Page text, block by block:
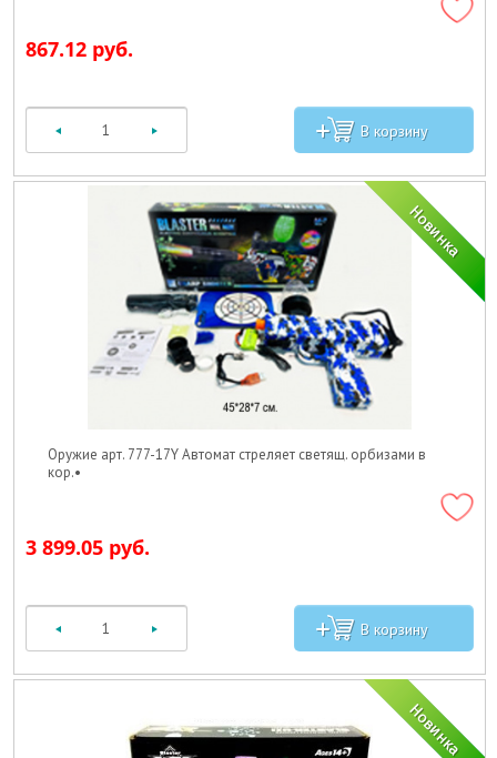
867.12 руб.
Оружие арт. 777-17Y Автомат стреляет светящ. орбизами в
кор.•
3 899.05 руб.